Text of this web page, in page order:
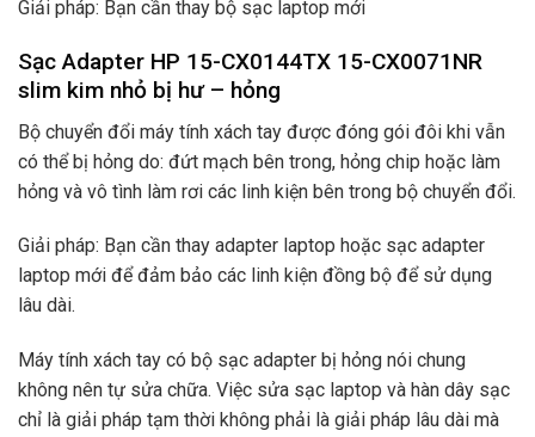
Giải pháp: Bạn cần thay bộ sạc laptop mới
Sạc Adapter HP 15-CX0144TX 15-CX0071NR
slim kim nhỏ bị hư – hỏng
Bộ chuyển đổi máy tính xách tay được đóng gói đôi khi vẫn
có thể bị hỏng do: đứt mạch bên trong, hỏng chip hoặc làm
hỏng và vô tình làm rơi các linh kiện bên trong bộ chuyển đổi.
Giải pháp: Bạn cần thay adapter laptop hoặc sạc adapter
laptop mới để đảm bảo các linh kiện đồng bộ để sử dụng
lâu dài.
Máy tính xách tay có bộ sạc adapter bị hỏng nói chung
không nên tự sửa chữa. Việc sửa sạc laptop và hàn dây sạc
chỉ là giải pháp tạm thời không phải là giải pháp lâu dài mà